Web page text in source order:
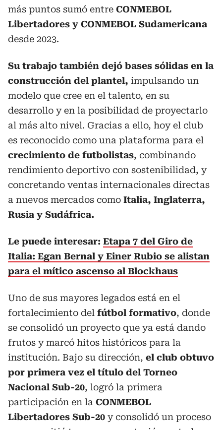
más puntos sumó entre CONMEBOL
Libertadores y CONMEBOL Sudamericana
desde 2023.
Su trabajo también dejó bases sólidas en la
construcción del plantel, impulsando un
modelo que cree en el talento, en su
desarrollo y en la posibilidad de proyectarlo
al más alto nivel. Gracias a ello, hoy el club
es reconocido como una plataforma para el
crecimiento de futbolistas, combinando
rendimiento deportivo con sostenibilidad, y
concretando ventas internacionales directas
a nuevos mercados como Italia, Inglaterra,
Rusia y Sudáfrica.
Le puede interesar: Etapa 7 del Giro de
Italia: Egan Bernal y Einer Rubio se alistan
para el mítico ascenso al Blockhaus
Uno de sus mayores legados está en el
fortalecimiento del fútbol formativo, donde
se consolidó un proyecto que ya está dando
frutos y marcó hitos históricos para la
institución. Bajo su dirección, el club obtuvo
por primera vez el título del Torneo
Nacional Sub-20, logró la primera
participación en la CONMEBOL
Libertadores Sub-20 y consolidó un proceso